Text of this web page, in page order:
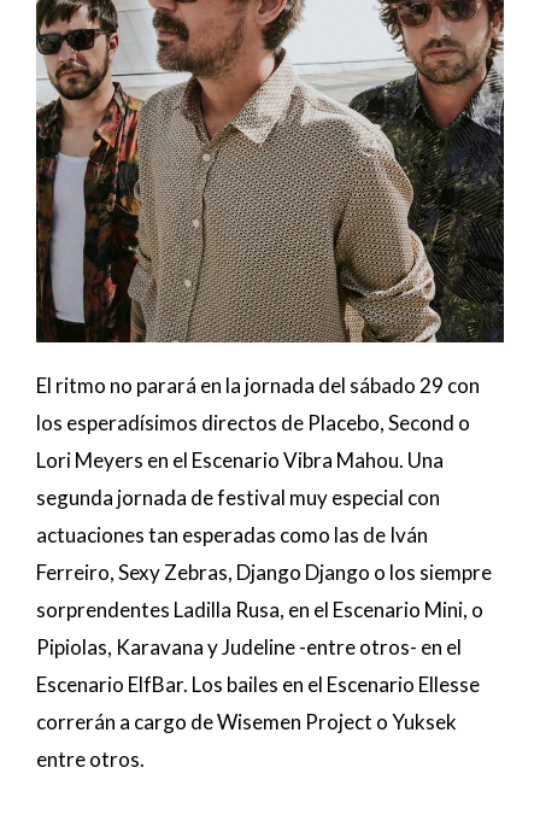
El ritmo no parará en la jornada del sábado 29 con
los esperadísimos directos de Placebo, Second o
Lori Meyers en el Escenario Vibra Mahou. Una
segunda jornada de festival muy especial con
actuaciones tan esperadas como las de Iván
Ferreiro, Sexy Zebras, Django Django o los siempre
sorprendentes Ladilla Rusa, en el Escenario Mini, o
Pipiolas, Karavana y Judeline -entre otros- en el
Escenario ElfBar. Los bailes en el Escenario Ellesse
correrán a cargo de Wisemen Project o Yuksek
entre otros.